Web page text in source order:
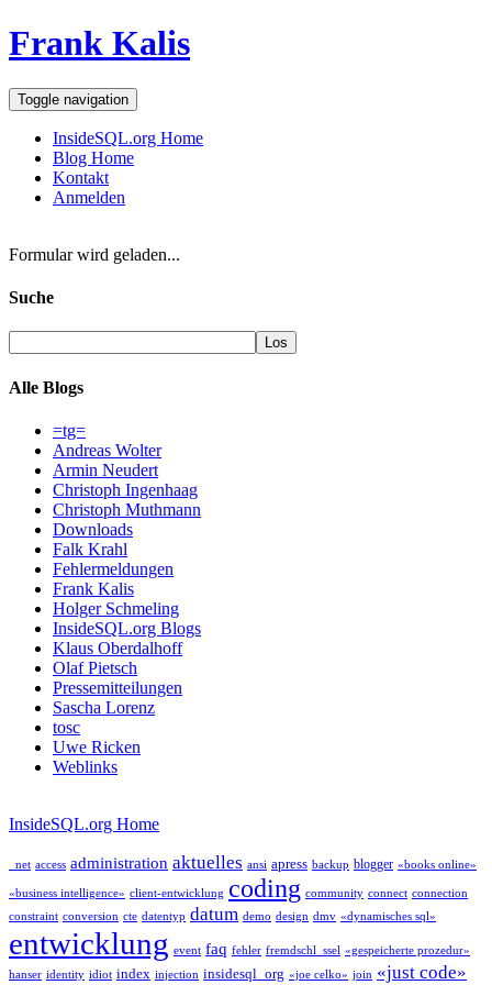
Frank Kalis
Toggle navigation
InsideSQL.org Home
Blog Home
Kontakt
Anmelden
Formular wird geladen...
Suche
Alle Blogs
=tg=
Andreas Wolter
Armin Neudert
Christoph Ingenhaag
Christoph Muthmann
Downloads
Falk Krahl
Fehlermeldungen
Frank Kalis
Holger Schmeling
InsideSQL.org Blogs
Klaus Oberdalhoff
Olaf Pietsch
Pressemitteilungen
Sascha Lorenz
tosc
Uwe Ricken
Weblinks
InsideSQL.org Home
_net access administration aktuelles ansi apress backup blogger «books online»
«business intelligence» client-entwicklung coding community connect connection
constraint conversion cte datentyp datum demo design dmv «dynamisches sql»
entwicklung event faq fehler fremdschl_ssel «gespeicherte prozedur»
hanser identity idiot index injection insidesql_org «joe celko» join «just code»